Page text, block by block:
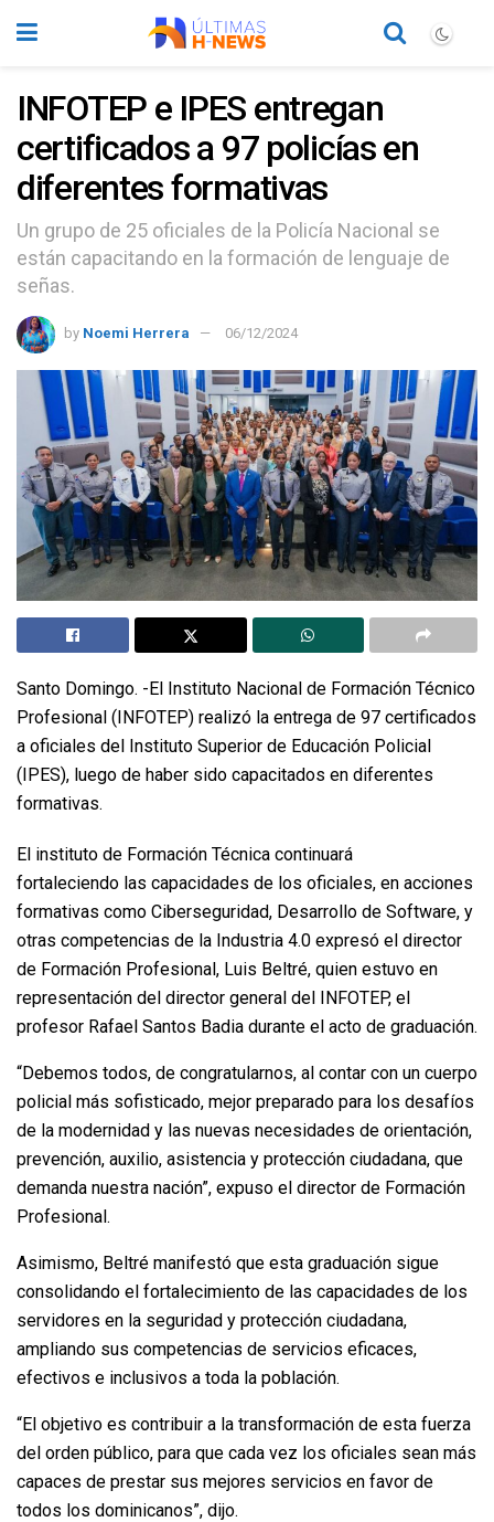
INFOTEP e IPES entregan
certificados a 97 policías en
diferentes formativas
Un grupo de 25 oficiales de la Policía Nacional se
están capacitando en la formación de lenguaje de
señas.
by Noemi Herrera 06/12/2024
Santo Domingo. -El Instituto Nacional de Formación Técnico
Profesional (INFOTEP) realizó la entrega de 97 certificados
a oficiales del Instituto Superior de Educación Policial
(IPES), luego de haber sido capacitados en diferentes
formativas.
El instituto de Formación Técnica continuará
fortaleciendo las capacidades de los oficiales, en acciones
formativas como Ciberseguridad, Desarrollo de Software, y
otras competencias de la Industria 4.0 expresó el director
de Formación Profesional, Luis Beltré, quien estuvo en
representación del director general del INFOTEP, el
profesor Rafael Santos Badia durante el acto de graduación.
“Debemos todos, de congratularnos, al contar con un cuerpo
policial más sofisticado, mejor preparado para los desafíos
de la modernidad y las nuevas necesidades de orientación,
prevención, auxilio, asistencia y protección ciudadana, que
demanda nuestra nación”, expuso el director de Formación
Profesional.
Asimismo, Beltré manifestó que esta graduación sigue
consolidando el fortalecimiento de las capacidades de los
servidores en la seguridad y protección ciudadana,
ampliando sus competencias de servicios eficaces,
efectivos e inclusivos a toda la población.
“El objetivo es contribuir a la transformación de esta fuerza
del orden público, para que cada vez los oficiales sean más
capaces de prestar sus mejores servicios en favor de
todos los dominicanos”, dijo.